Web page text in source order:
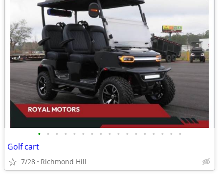
• • • • • • • • • • • • • • • • •
Golf cart
7/28 Richmond Hill